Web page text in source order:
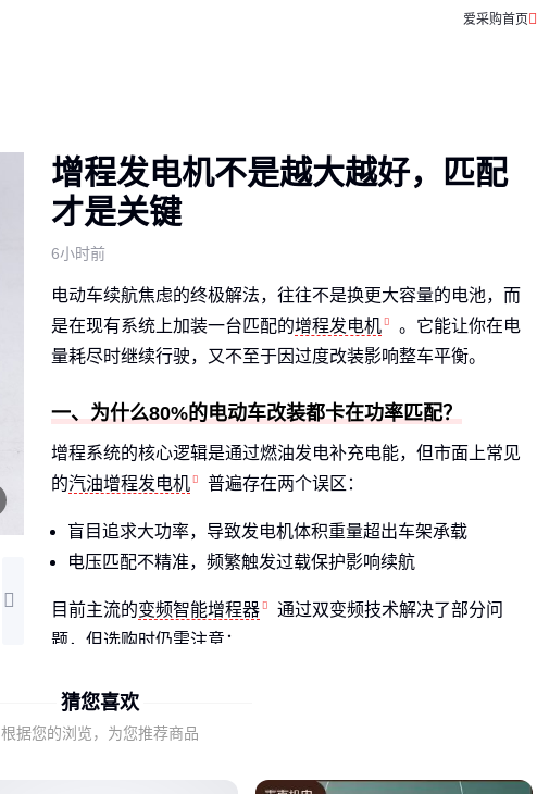
爱采购首页
增程发电机不是越大越好，匹配
才是关键
6小时前
电动车续航焦虑的终极解法，往往不是换更大容量的电池，而
是在现有系统上加装一台匹配的增程发电机
。它能让你在电
量耗尽时继续行驶，又不至于因过度改装影响整车平衡。
一、为什么80%的电动车改装都卡在功率匹配？
增程系统的核心逻辑是通过燃油发电补充电能，但市面上常见
的汽油增程发电机 普遍存在两个误区：
盲目追求大功率，导致发电机体积重量超出车架承载
电压匹配不精准，频繁触发过载保护影响续航
目前主流的变频智能增程器
通过双变频技术解决了部分问
题，但选购时仍需注意：
48V/60V/72V系统必须对应车型电压
猜您喜欢
根据您的浏览，为您推荐商品